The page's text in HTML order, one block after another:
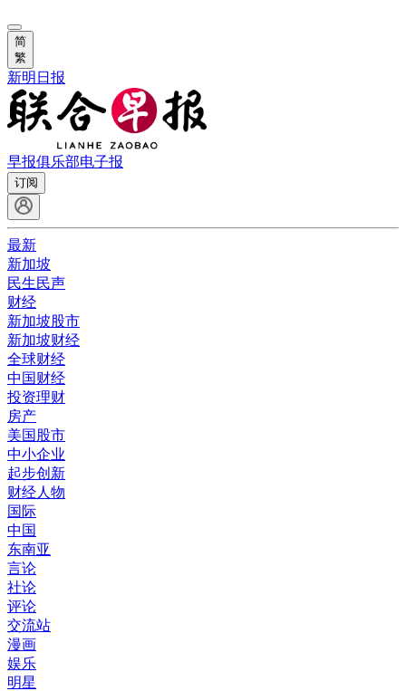
简
繁
新明日报
早报俱乐部电子报
订阅
最新
新加坡
民生民声
财经
新加坡股市
新加坡财经
全球财经
中国财经
投资理财
房产
美国股市
中小企业
起步创新
财经人物
国际
中国
东南亚
言论
社论
评论
交流站
漫画
娱乐
明星